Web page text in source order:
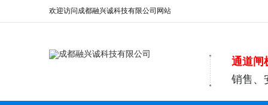
欢迎访问成都融兴诚科技有限公司网站
通道闸
销售、